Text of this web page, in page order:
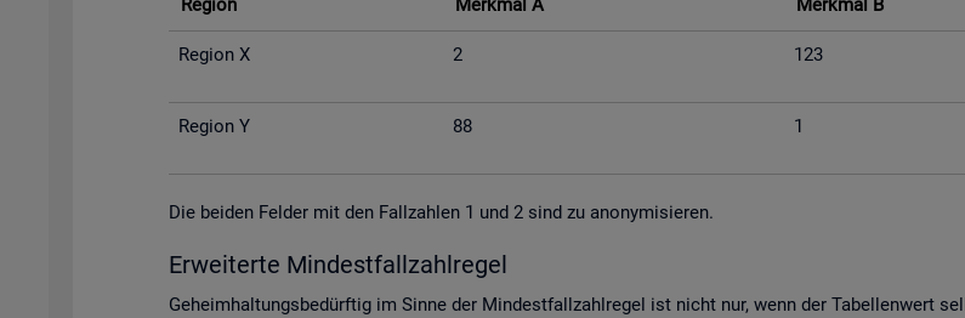
Re­gi­on Merk­mal A Merk­mal B
Re­gi­on X 2 123
Re­gi­on Y 88 1
Die bei­den Fel­der mit den Fall­zah­len 1 und 2 sind zu an­ony­mi­sie­ren.
Er­wei­ter­te Min­dest­fall­zahl­re­gel
Ge­heim­hal­tungs­be­dürf­tig im Sinne der Min­dest­fall­zahl­re­gel ist nicht nur, wenn der Ta­bel­len­wert